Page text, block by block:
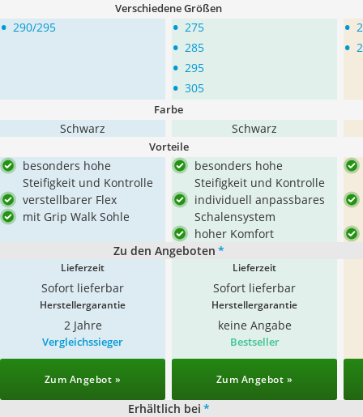
Verschiedene Größen
• 290/295 • 275
• 285
• 295
• 305
•
•
Farbe
Schwarz Schwarz
Vorteile
besonders hohe
Steifigkeit und Kontrolle
verstellbarer Flex
mit Grip Walk Sohle
besonders hohe
Steifigkeit und Kontrolle
individuell anpassbares
Schalensystem
hoher Komfort
Zu den Angeboten *
Lieferzeit
Sofort lieferbar
Lieferzeit
Sofort lieferbar
Herstellergarantie
2 Jahre
Herstellergarantie
keine Angabe
Vergleichssieger
Zum Angebot »
Bestseller
Zum Angebot »
Erhältlich bei *